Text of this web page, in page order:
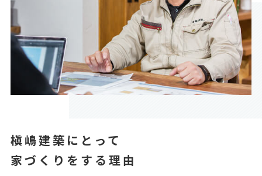
槇嶋建築にとって
家づくりをする理由